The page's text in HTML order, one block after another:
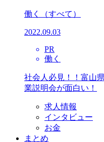
働く （すべて）
2022.09.03
PR
働く
社会人必見！！富山
業説明会が面白い！
求人情報
インタビュー
お金
まとめ